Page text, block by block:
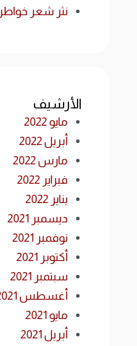
نثر شعر خواطر
الأرشيف
مايو 2022
أبريل 2022
مارس 2022
فبراير 2022
يناير 2022
ديسمبر 2021
نوفمبر 2021
أكتوبر 2021
سبتمبر 2021
أغسطس 2021
مايو 2021
أبريل 2021